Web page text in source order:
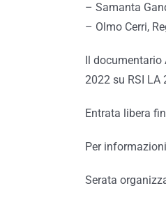
– Samanta
– Olmo Cerri,
Il
2022 su RSI LA
Entrata libera
Per
Serata